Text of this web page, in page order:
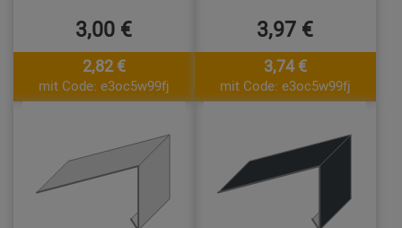
3,00 €
2,82 €
mit Code: e3oc5w99fj
3,97 €
3,74 €
mit Code: e3oc5w99fj